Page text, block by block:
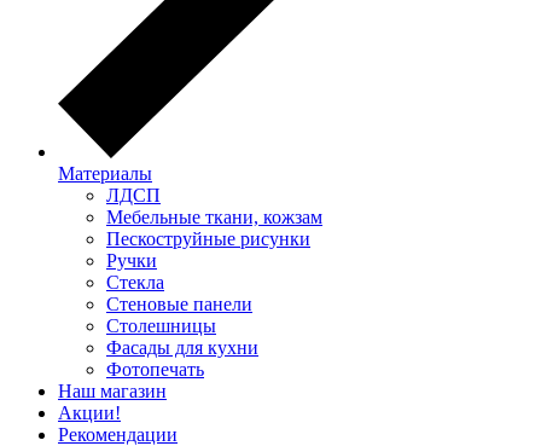
Материалы
ЛДСП
Мебельные ткани, кожзам
Пескоструйные рисунки
Ручки
Стекла
Стеновые панели
Столешницы
Фасады для кухни
Фотопечать
Наш магазин
Акции!
Рекомендации